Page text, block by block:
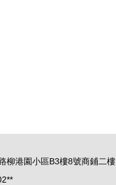
柳港園小區B3樓8號商鋪二樓